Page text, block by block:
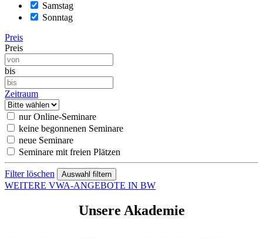
Samstag
Sonntag
Preis
Preis
bis
Zeitraum
nur Online-Seminare
keine begonnenen Seminare
neue Seminare
Seminare mit freien Plätzen
Filter löschen
WEITERE VWA-ANGEBOTE IN BW
Unsere Akademie